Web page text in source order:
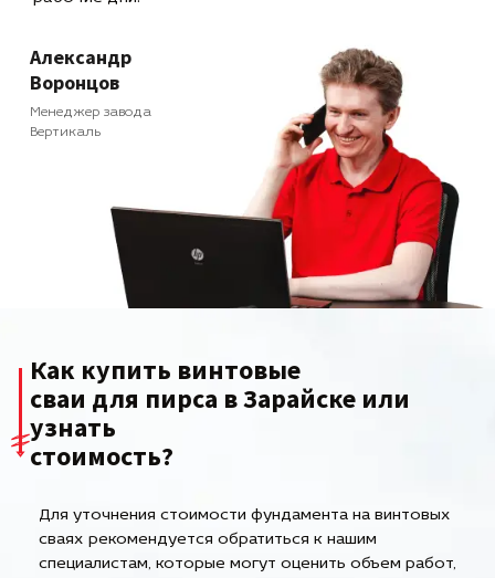
Александр
Воронцов
Менеджер завода
Вертикаль
Как купить винтовые
сваи для пирса в Зарайске или
узнать
стоимость?
Для уточнения стоимости фундамента на винтовых
сваях рекомендуется обратиться к нашим
специалистам, которые могут оценить объем работ,